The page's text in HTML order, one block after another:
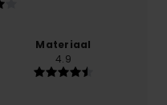
Materiaal
4.9